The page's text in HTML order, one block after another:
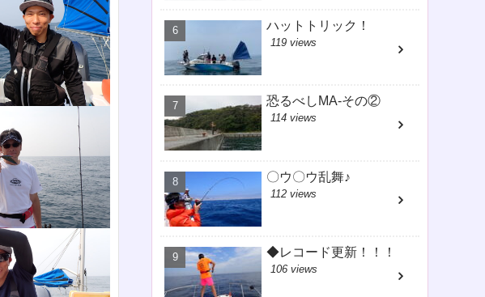
ハットトリック！
119 views
恐るべしMA-その②
114 views
〇ウ〇ウ乱舞♪
112 views
◆レコード更新！！！
106 views